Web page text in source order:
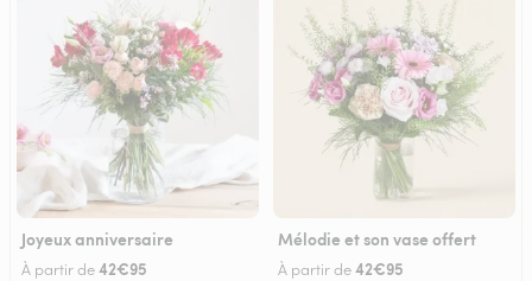
Joyeux anniversaire
À partir de42€95
Mélodie et son vase offert
À partir de42€95